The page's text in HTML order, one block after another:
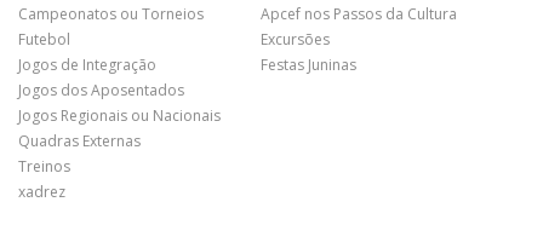
Campeonatos ou Torneios
Futebol
Jogos de Integração
Jogos dos Aposentados
Jogos Regionais ou Nacionais
Quadras Externas
Treinos
xadrez
Apcef nos Passos da Cultura
Excursões
Festas Juninas